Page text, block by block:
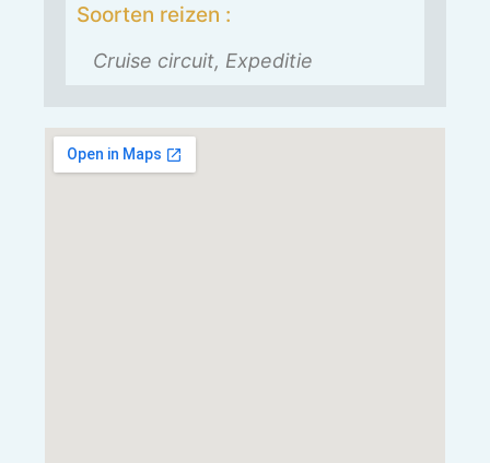
Soorten reizen :
Cruise circuit, Expeditie